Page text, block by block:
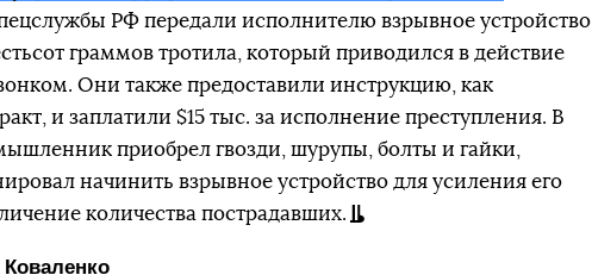
РФ передали исполнителю взрывное устройство
граммов тротила, который приводился в действие
Они также предоставили инструкцию, как
и заплатили $15 тыс. за исполнение преступления. В
приобрел гвозди, шурупы, болты и гайки,
начинить взрывное устройство для усиления его
количества пострадавших.
Коваленко